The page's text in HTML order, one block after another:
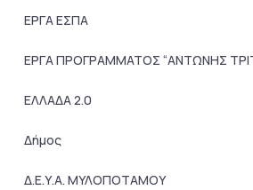
ΕΡΓΑ ΕΣΠΑ
ΕΡΓΑ ΠΡΟΓΡΑΜΜΑΤΟΣ “ΑΝΤΩΝΗΣ
ΕΛΛΑΔΑ 2.0
Δήμος
Δ.Ε.Υ.Α. ΜΥΛΟΠΟΤΑΜΟΥ